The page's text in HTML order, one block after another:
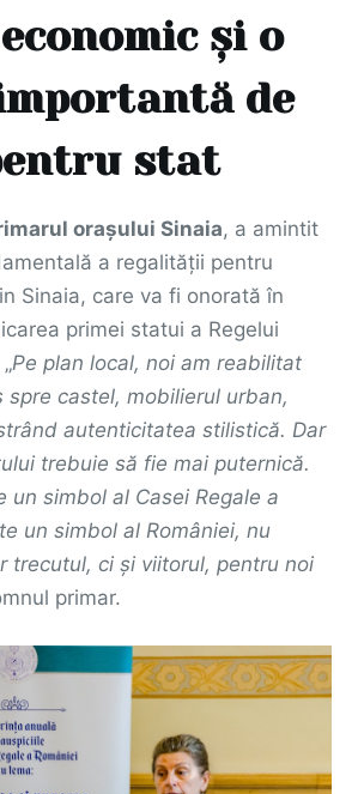
și o
de
stat
orașului Sinaia, a amintit
a regalității pentru
Sinaia, care va fi onorată în
primei statui a Regelui
Pe plan local, noi am reabilitat
spre castel, mobilierul urban,
autenticitatea stilistică. Dar
trebuie să fie mai puternică.
un simbol al Casei Regale a
un simbol al României, nu
trecutul, ci și viitorul, pentru noi
primar.